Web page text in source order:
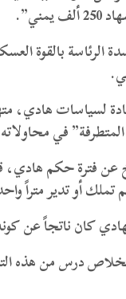
لسياسات هادي،
المتطرفة” في
فترة حكم هادي،
تملك أو تدير متراً
كان ناتجاً عن
درس من هذه